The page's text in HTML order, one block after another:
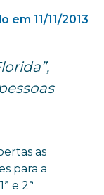
em 11/11/2013
as
para a
e 2ª